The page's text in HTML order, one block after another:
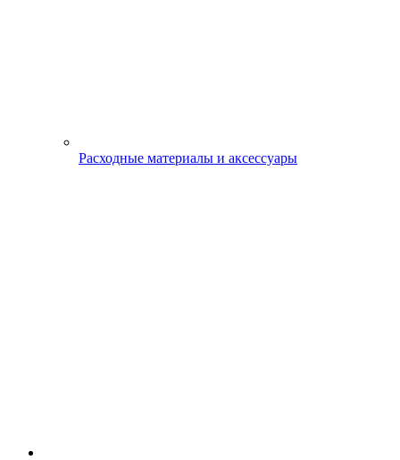
Расходные материалы и аксессуары